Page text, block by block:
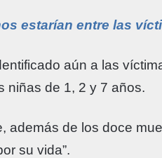
estarían entre las
aún a las
niñas de 1, 2 y 7 años.
además de los doce
su vida”.